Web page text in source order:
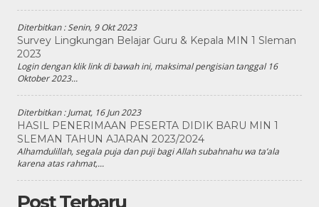
Diterbitkan :Senin, 9 Okt 2023
Survey Lingkungan Belajar Guru & Kepala MIN 1 Sleman
2023
Login dengan klik link di bawah ini, maksimal pengisian tanggal 16
Oktober 2023...
Diterbitkan :Jumat, 16 Jun 2023
HASIL PENERIMAAN PESERTA DIDIK BARU MIN 1
SLEMAN TAHUN AJARAN 2023/2024
Alhamdulillah, segala puja dan puji bagi Allah subahnahu wa ta’ala
karena atas rahmat,...
Post Terbaru